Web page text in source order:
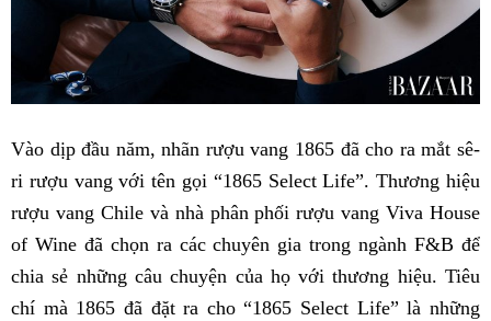
Vào dịp đầu năm, nhãn rượu vang 1865 đã cho ra mắt sê-
ri rượu vang với tên gọi “1865 Select Life”. Thương hiệu
rượu vang Chile và nhà phân phối rượu vang Viva House
of Wine đã chọn ra các chuyên gia trong ngành F&B để
chia sẻ những câu chuyện của họ với thương hiệu. Tiêu
chí mà 1865 đã đặt ra cho “1865 Select Life” là những